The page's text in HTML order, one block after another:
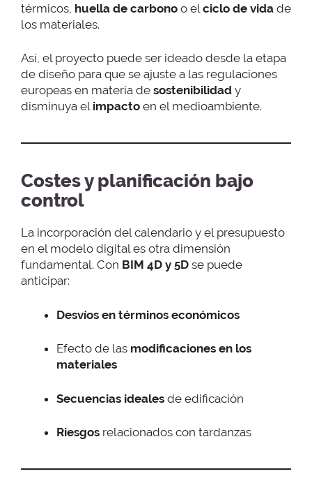
térmicos, huella de carbono o el ciclo de vida de
los materiales.
Así, el proyecto puede ser ideado desde la etapa
de diseño para que se ajuste a las regulaciones
europeas en materia de sostenibilidad y
disminuya el impacto en el medioambiente.
Costes y planificación bajo
control
La incorporación del calendario y el presupuesto
en el modelo digital es otra dimensión
fundamental. Con BIM 4D y 5D se puede
anticipar:
Desvíos en términos económicos
Efecto de las modificaciones en los
materiales
Secuencias ideales de edificación
Riesgos relacionados con tardanzas